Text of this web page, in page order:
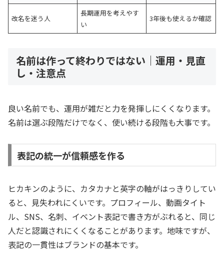
改名を迷う人
長期運用を考えやす
い
3年後も使えるか確認
名前は作って終わりではない｜運用・見直
し・注意点
良い名前でも、運用が雑だと力を発揮しにくくなります。
名前は選ぶ段階だけでなく、使い続ける段階も大事です。
表記の統一が信頼感を作る
ヒカキンのように、カタカナと英字の軸がはっきりしてい
ると、見失われにくいです。プロフィール、動画タイト
ル、SNS、名刺、イベント表記で書き方がぶれると、同じ
人だと認識されにくくなることがあります。地味ですが、
表記の一貫性はブランドの基本です。